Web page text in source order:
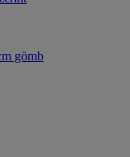
gömb